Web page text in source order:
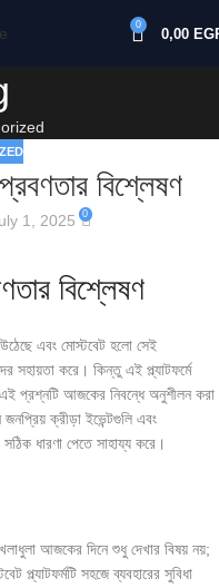
0
0,00
বিশ্লেষণ
1, 2025 0
বিশ্লেষণ
উঠেছে এবং মোস্টবেট হলো সেই
সহায়তা করে। কিন্তু এই প্ল্যাটফর্মে
এই প্রশ্নটি আজকের নিবন্ধে অনুশীলন করা
জনপ্রিয় ক্রীড়া ইভেন্টগুলি এবং
ধারণা পেতে সাহায্য করে।
আজকের দিনে শুধু দেখার বিষয় নয়;
প্ল্যাটফর্মটি সহজে ব্যবহারের সুবিধা